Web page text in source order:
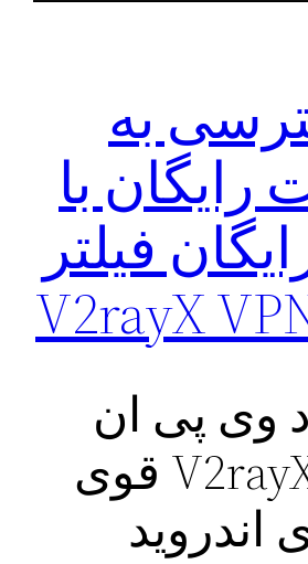
به
رایگان با
فیلتر
وی پی ان
V2rayX VPN قوی
اندروید